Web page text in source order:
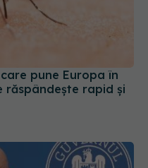
pune Europa în
răspândește rapid și